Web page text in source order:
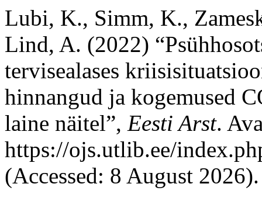
Lubi, K., Simm, K.,
Lind, A. (2022)
tervisealases
hinnangud ja kogemused
laine näitel”, Eesti Arst.
https://ojs.utlib.ee/
(Accessed: 8 August 2026).